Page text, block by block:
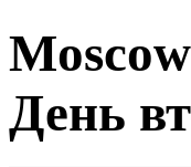
День